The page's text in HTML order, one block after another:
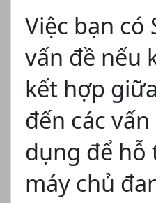
Việc bạn
vấn đề nếu
kết hợp
đến các
dụng để hỗ
máy chủ